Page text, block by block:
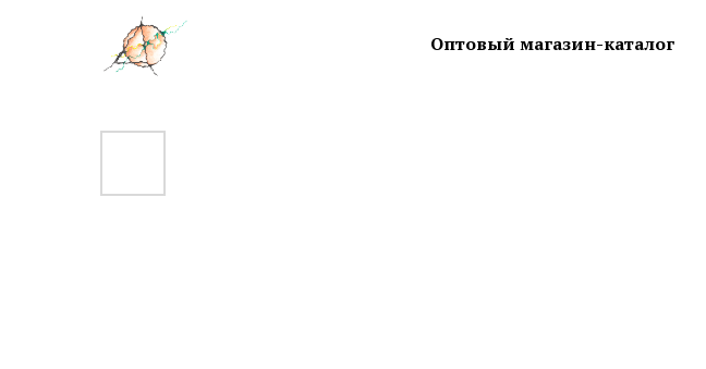
Оптовый магазин-каталог